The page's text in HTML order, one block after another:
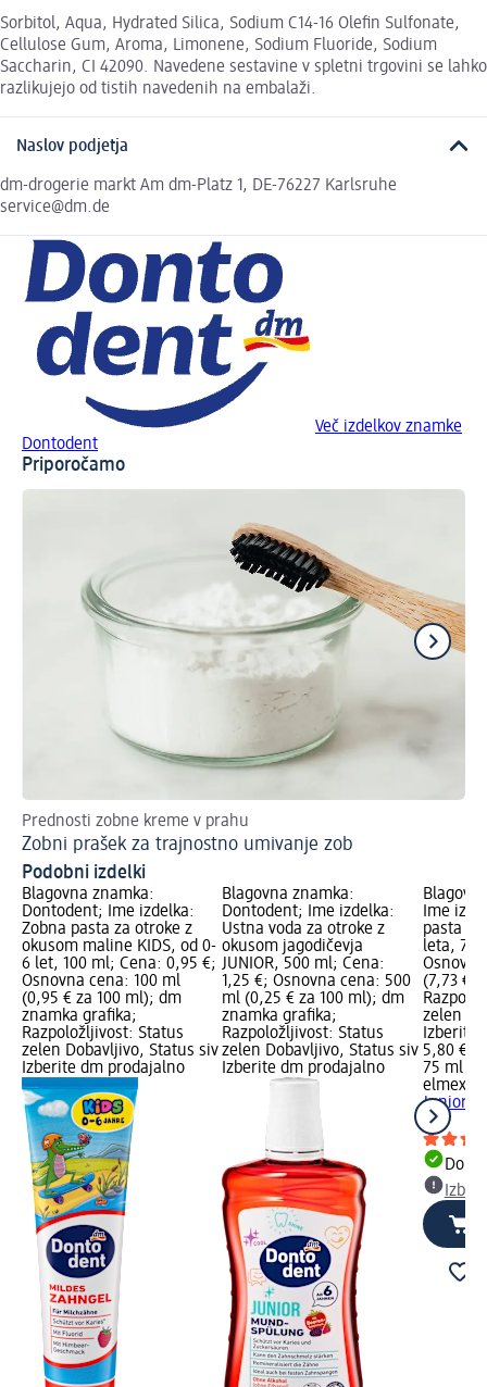
Sorbitol, Aqua, Hydrated Silica, Sodium C14-16 Olefin Sulfonate,
Cellulose Gum, Aroma, Limonene, Sodium Fluoride, Sodium
Saccharin, CI 42090. Navedene sestavine v spletni trgovini se lahko
razlikujejo od tistih navedenih na embalaži.
Naslov podjetja
dm-drogerie markt Am dm-Platz 1, DE-76227 Karlsruhe
service@dm.de
Več izdelkov znamke
Dontodent
Priporočamo
Prednosti zobne kreme v prahu
Zobni prašek za trajnostno umivanje zob
Podobni izdelki
Blagovna znamka:
Dontodent; Ime izdelka:
Zobna pasta za otroke z
okusom maline KIDS, od 0-
6 let, 100 ml; Cena: 0,95 €;
Osnovna cena: 100 ml
(0,95 € za 100 ml); dm
znamka grafika;
Razpoložljivost: Status
zelen Dobavljivo, Status siv
Izberite dm prodajalno
Blagovna znamka:
Dontodent; Ime izdelka:
Ustna voda za otroke z
okusom jagodičevja
JUNIOR, 500 ml; Cena:
1,25 €; Osnovna cena: 500
ml (0,25 € za 100 ml); dm
znamka grafika;
Razpoložljivost: Status
zelen Dobavljivo, Status siv
Izberite dm prodajalno
Ime
pasta
leta, 75
(7,73 €
zelen
Izberite
5,80 €
75 ml
elmex
Junior
ml